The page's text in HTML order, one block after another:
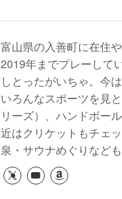
富山県の入善町に在住や
2019年までプレーして
しとったがいちゃ。今
いろんなスポーツを見
リーズ）、ハンドボー
近はクリケットもチェ
泉・サウナめぐりなど